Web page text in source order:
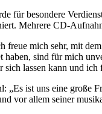
für besondere
Mehrere CD-
freue mich sehr, mit
haben, sind für mich
sich lassen kann und
„Es ist uns eine große
vor allem seiner